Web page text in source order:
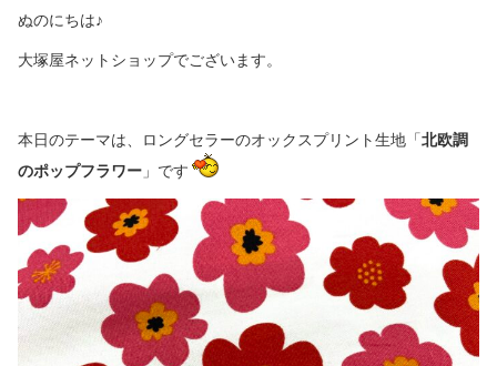
ぬのにちは♪
大塚屋ネットショップでございます。
本日のテーマは、ロングセラーのオックスプリント生地「北欧調
のポップフラワー 」です